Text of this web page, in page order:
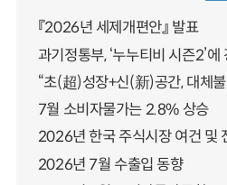
『2026년 세제개편안』 발표
과기정통부, ‘누누티비 시즌2’
“초(超)성장+신(新)공간, 대체
7월 소비자물가는 2.8% 상승
2026년 한국 주식시장 여건 및
2026년 7월 수출입 동향